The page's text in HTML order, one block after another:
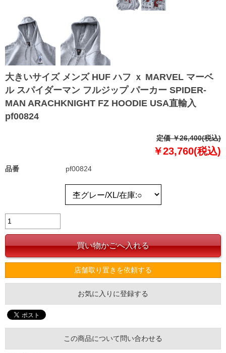
大きいサイズ メンズ HUF ハフ ｘ MARVEL マーベ
ル スパイダーマン フルジップ パーカー SPIDER-
MAN ARACHKNIGHT FZ HOODIE USA直輸入
pf00824
定価 ￥26,400(税込)
￥23,760(税込)
品番 pf00824
店舗取り置きを依頼する
お気に入りに登録する
この商品について問い合わせる